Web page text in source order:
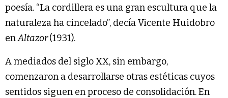
poesía. “La cordillera es una gran escultura que la
naturaleza ha cincelado”, decía Vicente Huidobro
enAltazor(1931).
A mediados del siglo XX, sin embargo,
comenzaron a desarrollarse otras estéticas cuyos
sentidos siguen en proceso de consolidación. En